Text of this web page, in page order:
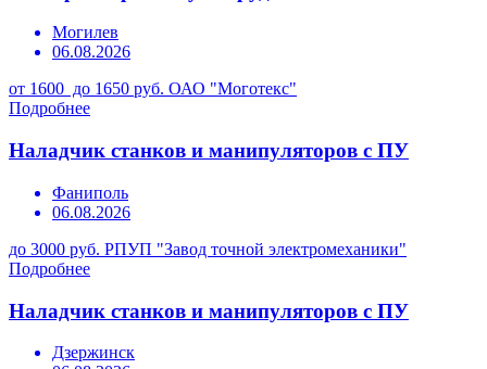
Могилев
06.08.2026
от 1600 до 1650 руб. ОАО "Моготекс"
Подробнее
Наладчик станков и манипуляторов с ПУ
Фаниполь
06.08.2026
до 3000 руб. РПУП "Завод точной электромеханики"
Подробнее
Наладчик станков и манипуляторов с ПУ
Дзержинск